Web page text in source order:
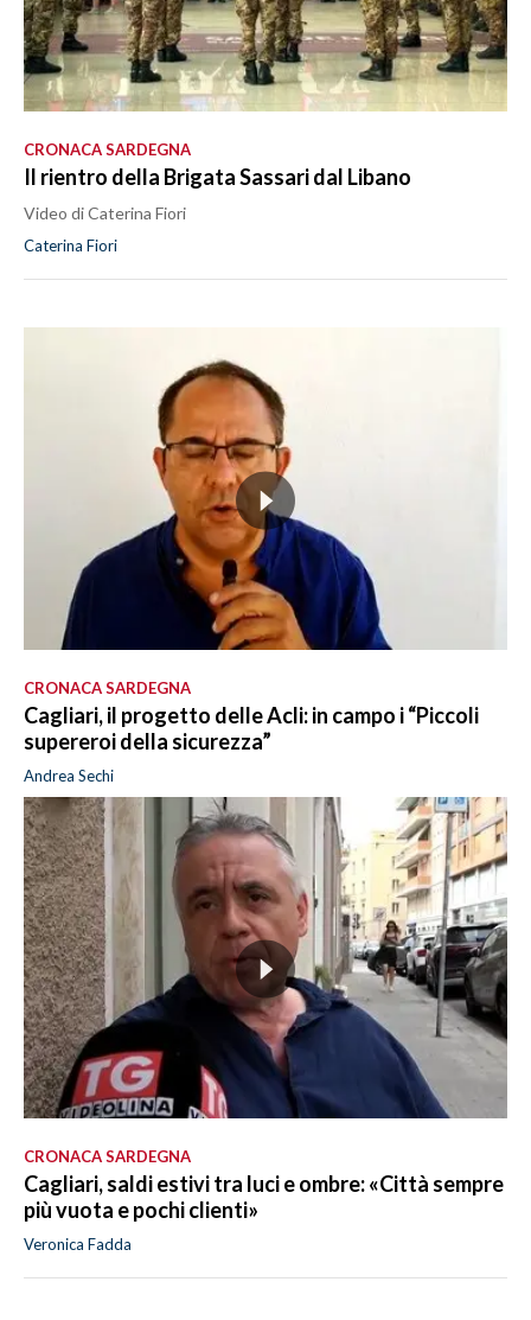
CRONACA SARDEGNA
Il rientro della Brigata Sassari dal Libano
Video di Caterina Fiori
Caterina Fiori
CRONACA SARDEGNA
Cagliari, il progetto delle Acli: in campo i “Piccoli
supereroi della sicurezza”
Andrea Sechi
CRONACA SARDEGNA
Cagliari, saldi estivi tra luci e ombre: «Città sempre
più vuota e pochi clienti»
Veronica Fadda